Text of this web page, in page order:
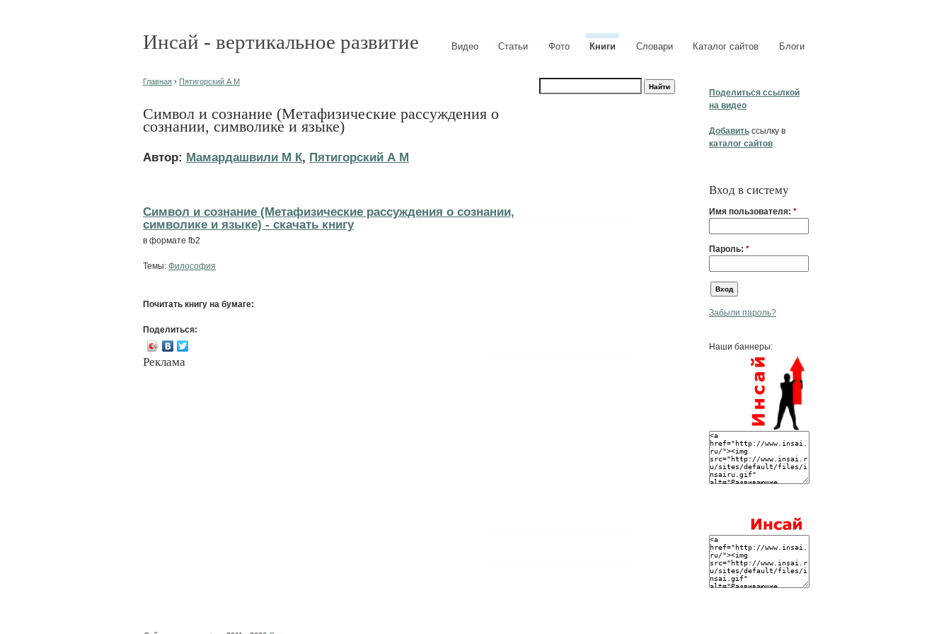
Инсай - вертикальное развитие Видео Статьи Фото Книги Словари Каталог сайтов Блоги
Поделиться ссылкой
на видео
Добавить ссылку в
каталог сайтов
Вход в систему
Имя пользователя: *
Пароль: *
Забыли пароль?
Наши баннеры:
Главная › Пятигорский А М
Символ и сознание (Метафизические рассуждения о
сознании, символике и языке)
Автор: Мамардашвили М К, Пятигорский А М
Символ и сознание (Метафизические рассуждения о сознании,
символике и языке) - cкачать книгу
в формате fb2
Темы: Философия
Почитать книгу на бумаге:
Поделиться:
Реклама